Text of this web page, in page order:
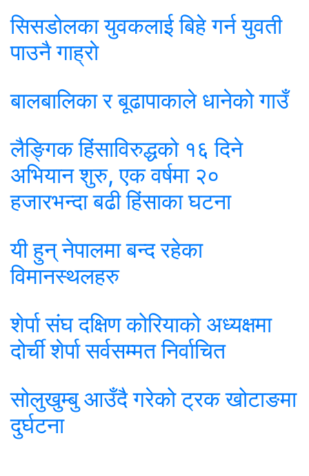
सिसडाेलका युवकलाई बिहे गर्न युवती
पाउनै गाह्राे
बालबालिका र बूढापाकाले धानेको गाउँ
लैङ्गिक हिंसाविरुद्धको १६ दिने
अभियान शुरु, एक वर्षमा २०
हजारभन्दा बढी हिंसाका घटना
यी हुन् नेपालमा बन्द रहेका
विमानस्थलहरु
शेर्पा संघ दक्षिण कोरियाको अध्यक्षमा
दोर्ची शेर्पा सर्वसम्मत निर्वाचित
सोलुखुम्बु आउँदै गरेको ट्रक खोटाङमा
दुर्घटना